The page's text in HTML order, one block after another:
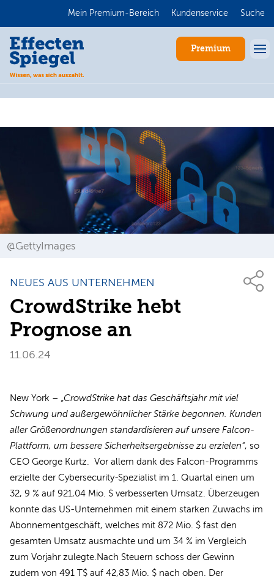
Mein Premium-Bereich Kundenservice Suche
Premium
@GettyImages
NEUES AUS UNTERNEHMEN
CrowdStrike hebt
Prognose an
11.06.24
New York – „CrowdStrike hat das Geschäftsjahr mit viel
Schwung und außergewöhnlicher Stärke begonnen. Kunden
aller Größenordnungen standardisieren auf unsere Falcon-
Plattform, um bessere Sicherheitsergebnisse zu erzielen“, so
CEO George Kurtz. Vor allem dank des Falcon-Programms
erzielte der Cybersecurity-Spezialist im 1. Quartal einen um
32, 9 % auf 921,04 Mio. $ verbesserten Umsatz. Überzeugen
konnte das US-Unternehmen mit einem starken Zuwachs im
Abonnementgeschäft, welches mit 872 Mio. $ fast den
gesamten Umsatz ausmachte und um 34 % im Vergleich
zum Vorjahr zulegte.Nach Steuern schoss der Gewinn
zudem von 491 T$ auf 42,83 Mio. $ nach oben. Der
Anmelden